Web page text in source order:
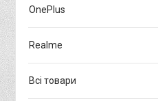
OnePlus
Realme
Всі товари